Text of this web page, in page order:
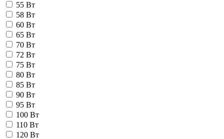
55 Вт
58 Вт
60 Вт
65 Вт
70 Вт
72 Вт
75 Вт
80 Вт
85 Вт
90 Вт
95 Вт
100 Вт
110 Вт
120 Вт